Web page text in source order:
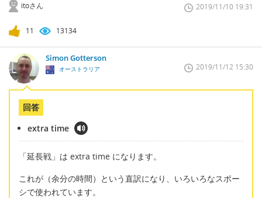
itoさん 2019/11/10 19:31
11 13134
Simon Gotterson
オーストラリア 2019/11/12 15:30
回答
extra time
「延長戦」は extra time になります。
これが（余分の時間）という直訳になり、いろいろなスポー
シで使われています。